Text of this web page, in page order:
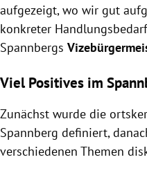
aufgezeigt, wo wir gut
konkreter
Spannbergs
Viel Positives im
Zunächst wurde die
Spannberg definiert,
verschiedenen Themen